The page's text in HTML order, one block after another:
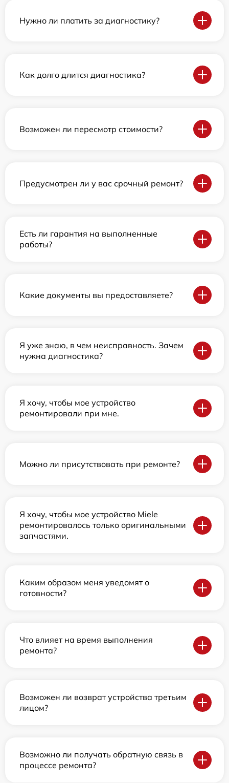
Нужно ли платить за диагностику?
Как долго длится диагностика?
Возможен ли пересмотр стоимости?
Предусмотрен ли у вас срочный ремонт?
Есть ли гарантия на выполненные
работы?
Какие документы вы предоставляете?
Я уже знаю, в чем неисправность. Зачем
нужна диагностика?
Я хочу, чтобы мое устройство
ремонтировали при мне.
Можно ли присутствовать при ремонте?
Я хочу, чтобы мое устройство Miele
ремонтировалось только оригинальными
запчастями.
Каким образом меня уведомят о
готовности?
Что влияет на время выполнения
ремонта?
Возможен ли возврат устройства третьим
лицом?
Возможно ли получать обратную связь в
процессе ремонта?